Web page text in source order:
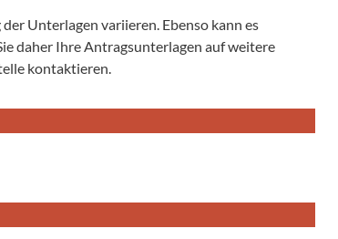
Unterlagen variieren. Ebenso kann es
daher Ihre Antragsunterlagen auf weitere
kontaktieren.